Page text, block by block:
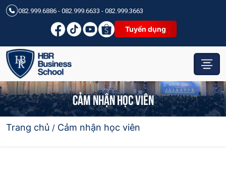
082.999.6886 - 082.999.6633 - 082.999.3663
Tuyển dụng
CẢM NHẬN HỌC VIÊN
Trang chủ / Cảm nhận học viên